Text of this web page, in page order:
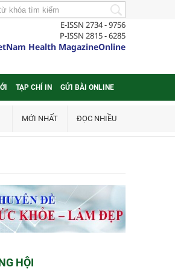
E-ISSN 2734 - 9756
P-ISSN 2815 - 6285
Health MagazineOnline
TẠP CHÍ IN GỬI BÀI ONLINE
MỚI NHẤT ĐỌC NHIỀU
HỘI